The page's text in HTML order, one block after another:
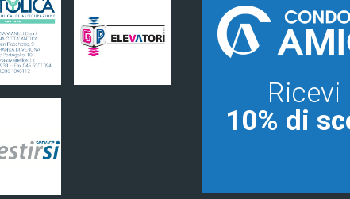
Ricevi
10% di